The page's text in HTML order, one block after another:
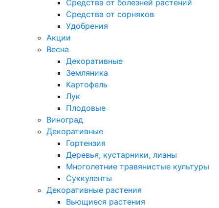
Средства от болезней растений
Средства от сорняков
Удобрения
Акции
Весна
Декоративные
Земляника
Картофель
Лук
Плодовые
Виноград
Декоративные
Гортензия
Деревья, кустарники, лианы
Многолетние травянистые культуры
Суккуленты
Декоративные растения
Вьющиеся растения